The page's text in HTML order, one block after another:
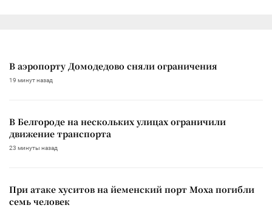
В аэропорту Домодедово сняли ограничения
19 минут назад
В Белгороде на нескольких улицах ограничили
движение транспорта
23 минуты назад
При атаке хуситов на йеменский порт Моха погибли
семь человек